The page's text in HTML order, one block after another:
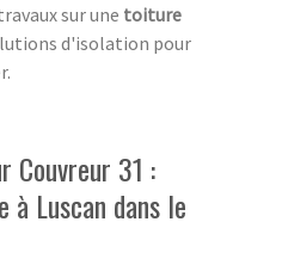
sur une toiture
d'isolation pour
Couvreur 31 :
à Luscan dans le